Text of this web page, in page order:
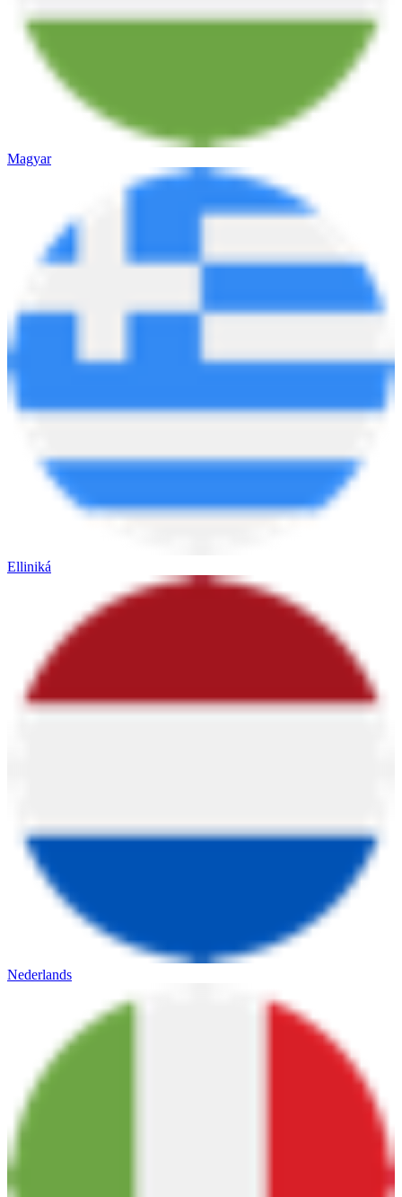
Magyar
Elliniká
Nederlands